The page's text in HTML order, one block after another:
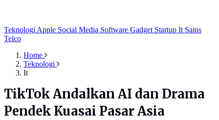
Teknologi Apple Social Media Software Gadget Startup It Sains
Telco
Home
Teknologi
It
TikTok Andalkan AI dan Drama
Pendek Kuasai Pasar Asia